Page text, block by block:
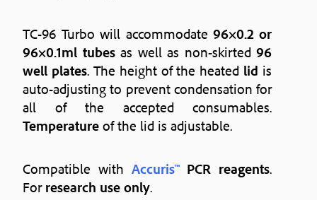
TC-96 Turbo will accommodate 96×0.2 or
96×0.1ml tubesas well as non-skirted 96
well plates. The height of the heated lid is
auto-adjusting to prevent condensation for
all of the accepted consumables.
Temperature of the lid is adjustable.
Compatible with Accuris™PCR reagents.
For research use only.